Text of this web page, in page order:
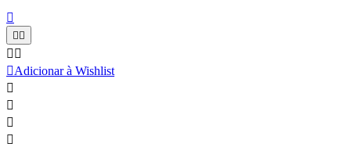

 
 
Adicionar à Wishlist



